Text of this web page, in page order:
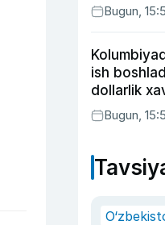
Bugun,
ish
dollarlik
bermoqchi
Bugun,